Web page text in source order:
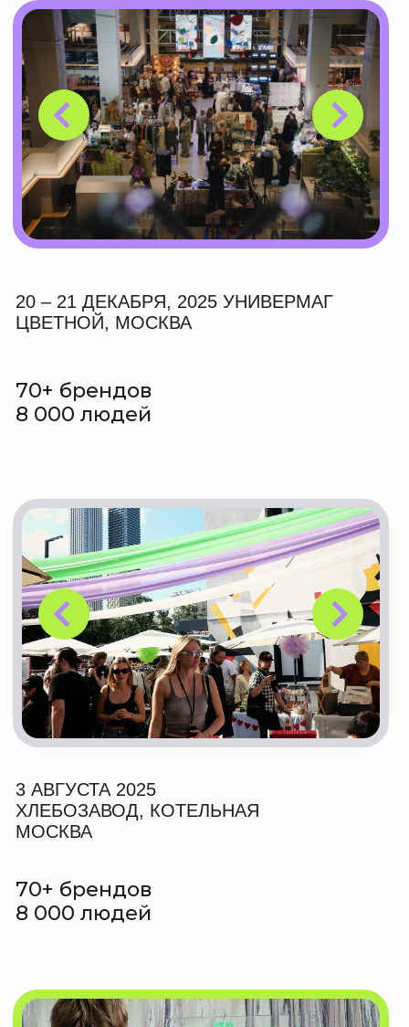
25 – 26 МАЯ 2024
ПЛОЩАДКА УНИВЕРМАГ «ЦВЕТНОЙ»
50+ брендов
6 000 людей
9 – 10 ДЕКАБРЯ 2023
ПЛОЩАДКА УНИВЕРМАГ «ЦВЕТНОЙ»
МОСКВА
55+ брендов
10 000 людей
9 – 10 СЕНТЯБРЯ 2023 ПЛОЩАДКА
40+ брендов
5 000 людей